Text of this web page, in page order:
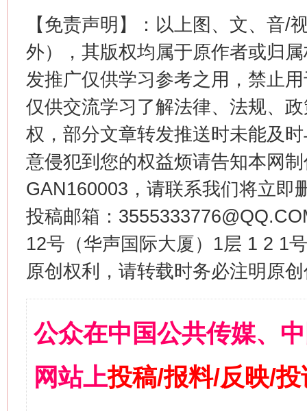
【免责声明】：以上图、文、音/
外），其版权均属于原作者或归
发推广仅供学习参考之用，禁止
仅供交流学习了解法律、法规、
权，部分文章转发推送时未能及
意侵犯到您的权益烦请告知本网
GAN160003，请联系我们将立即
投稿邮箱：
12号（华声国际大厦）1层 1 2 1
原创权利，请转载时务必注明原
公众在中国公共传媒、
网站上投稿/报料/反映/